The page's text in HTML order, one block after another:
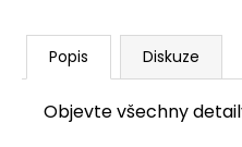
Popis Diskuze
Objevte všechny